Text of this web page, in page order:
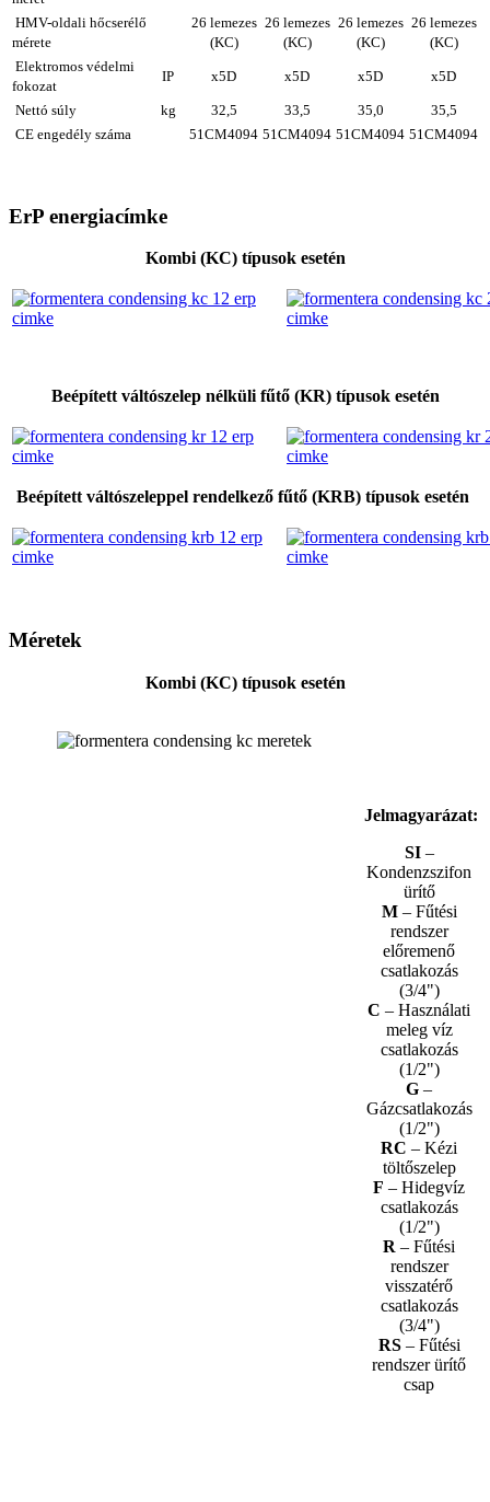
HMV-oldali hőcserélő
mérete
26 lemezes
(KC)
26 lemezes
(KC)
26 lemezes
(KC)
26 lemezes
(KC)
Elektromos védelmi
fokozat
IP x5D x5D x5D x5D
Nettó súly kg 32,5 33,5 35,0
35,5
CE engedély száma
51CM4094 51CM4094 51CM4094 51CM4094
ErP energiacímke
Kombi (KC) típusok esetén
Beépített váltószelep nélküli fűtő (KR) típusok esetén
Beépített váltószeleppel rendelkező fűtő (KRB) típusok esetén
Méretek
Kombi (KC) típusok esetén
Jelmagyarázat:
SI–
Kondenzszifon
ürítő
M– Fűtési
rendszer
előremenő
csatlakozás
(3/4")
C – Használati
meleg víz
csatlakozás
(1/2")
G –
Gázcsatlakozás
(1/2")
RC – Kézi
töltőszelep
F – Hidegvíz
csatlakozás
(1/2")
R – Fűtési
rendszer
visszatérő
csatlakozás
(3/4")
RS– Fűtési
rendszer ürítő
csap